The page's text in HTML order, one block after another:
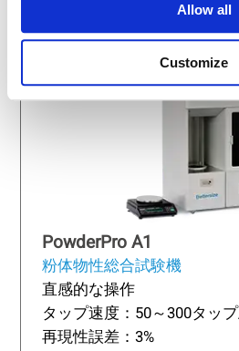
Allow all
Customize
PowderPro A1
粉体物性総合試験機
直感的な操作
タップ速度：50～300タッ
再現性誤差：3%